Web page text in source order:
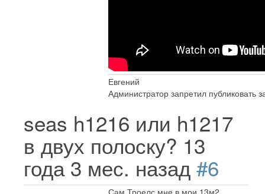
Евгений
Администратор запретил публиковать
seas h1216 или h1217
в двух полоску? 13
года 3 мес. назад #6
Сам Троелс мне в мои 13м2